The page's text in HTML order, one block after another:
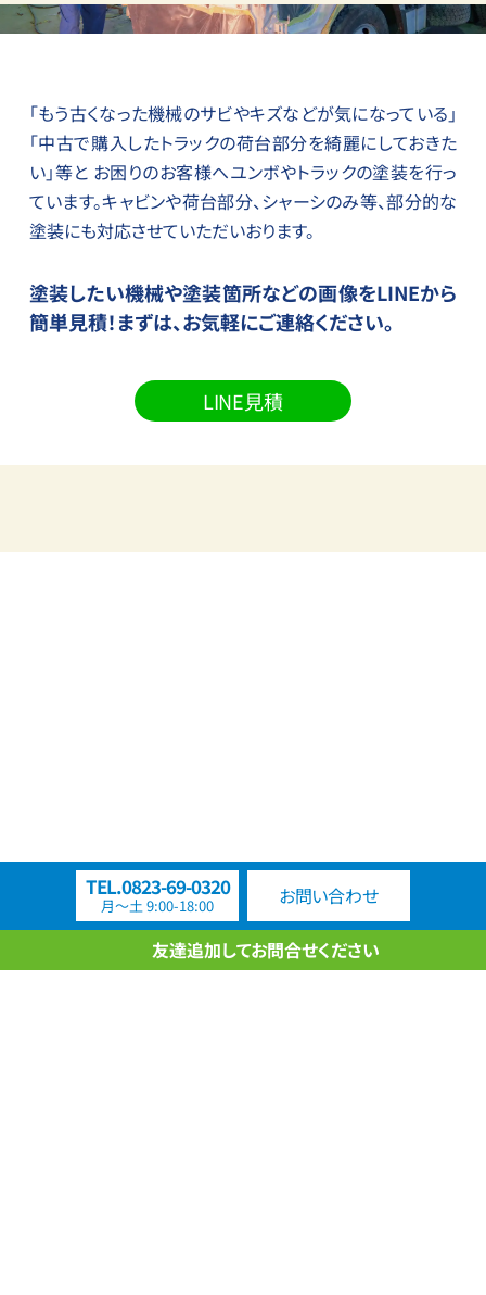
TEL.0823-69-0320
月〜土 9:00-18:00 お問い合わせ
友達追加してお問合せください
「もう古くなった機械のサビやキズなどが気になっている」
「中古で購入したトラックの荷台部分を綺麗にしておきた
い」等と お困りのお客様へユンボやトラックの塗装を行っ
ています。キャビンや荷台部分、シャーシのみ等、部分的な
塗装にも対応させていただいおります。
塗装したい機械や塗装箇所などの画像をLINEから
簡単見積！まずは、お気軽にご連絡ください。
LINE見積